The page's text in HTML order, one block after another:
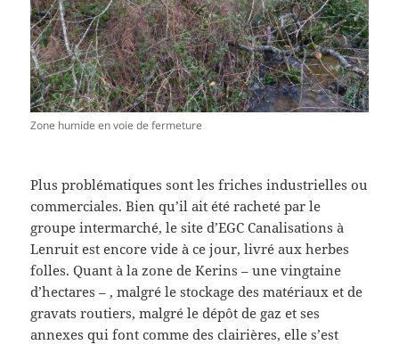
Zone humide en voie de fermeture
Plus problématiques sont les friches industrielles ou
commerciales. Bien qu’il ait été racheté par le
groupe intermarché, le site d’EGC Canalisations à
Lenruit est encore vide à ce jour, livré aux herbes
folles. Quant à la zone de Kerins – une vingtaine
d’hectares – , malgré le stockage des matériaux et de
gravats routiers, malgré le dépôt de gaz et ses
annexes qui font comme des clairières, elle s’est